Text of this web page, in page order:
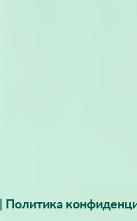
Политика